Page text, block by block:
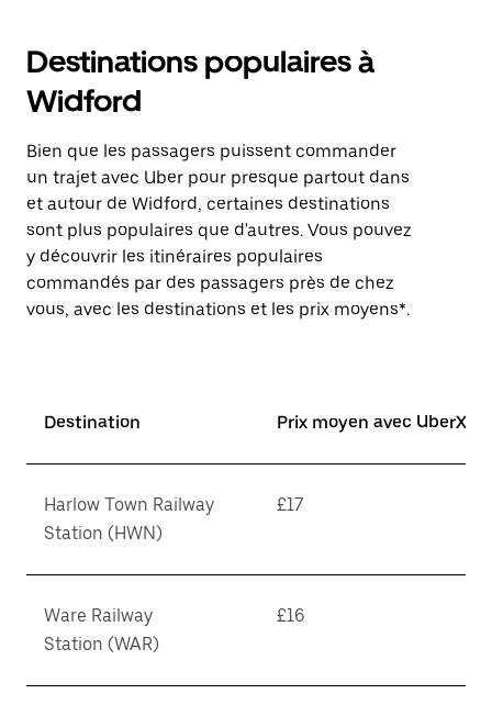
Destinations populaires à
Widford
Bien que les passagers puissent commander
un trajet avec Uber pour presque partout dans
et autour de Widford, certaines destinations
sont plus populaires que d'autres. Vous pouvez
y découvrir les itinéraires populaires
commandés par des passagers près de chez
vous, avec les destinations et les prix moyens*.
Destination Prix moyen avec UberX*
Harlow Town Railway
Station (HWN)
£17
Ware Railway
Station (WAR)
£16